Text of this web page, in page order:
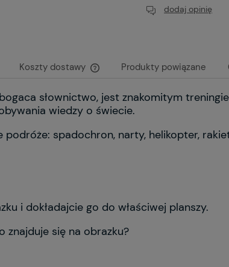
dodaj opinię
Koszty dostawy
Cena nie zawiera ewentualnych
płatności
Produkty powiązane
słownictwo, jest znakomitym
wiedzy o świecie.
spadochron, narty, helikopter,
i dokładajcie go do właściwej planszy.
znajduje się na obrazku?